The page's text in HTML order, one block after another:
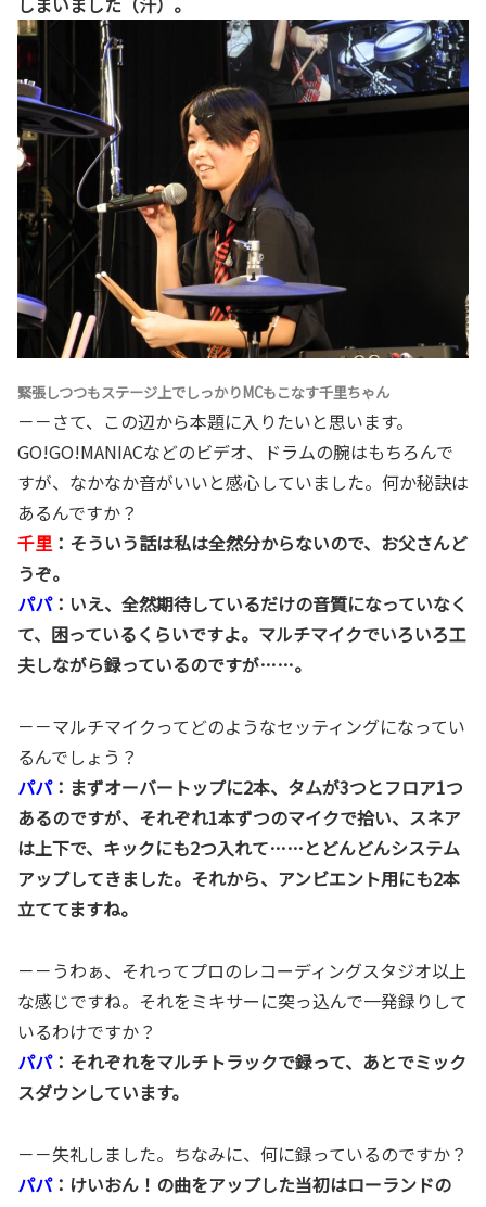
緊張しつつもステージ上でしっかりMCもこなす千里ちゃん
－－さて、この辺から本題に入りたいと思います。
GO!GO!MANIACなどのビデオ、ドラムの腕はもちろんで
すが、なかなか音がいいと感心していました。何か秘訣は
あるんですか？
千里：そういう話は私は全然分からないので、お父さんど
うぞ。
パパ：いえ、全然期待しているだけの音質になっていなく
て、困っているくらいですよ。マルチマイクでいろいろ工
夫しながら録っているのですが……。
－－マルチマイクってどのようなセッティングになってい
るんでしょう？
パパ：まずオーバートップに2本、タムが3つとフロア1つ
あるのですが、それぞれ1本ずつのマイクで拾い、スネア
は上下で、キックにも2つ入れて……とどんどんシステム
アップしてきました。それから、アンビエント用にも2本
立ててますね。
－－うわぁ、それってプロのレコーディングスタジオ以上
な感じですね。それをミキサーに突っ込んで一発録りして
いるわけですか？
パパ：それぞれをマルチトラックで録って、あとでミック
スダウンしています。
－－失礼しました。ちなみに、何に録っているのですか？
パパ：けいおん！の曲をアップした当初はローランドの